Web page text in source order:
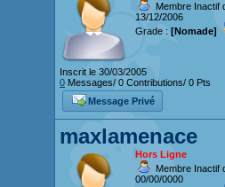
Membre Inactif
13/12/2006
Grade : [Nomade]
Inscrit le 30/03/2005
0 Messages/ 0 Contributions/ 0 Pts
Message Privé
maxlamenace
Hors Ligne
Membre Inactif
00/00/0000